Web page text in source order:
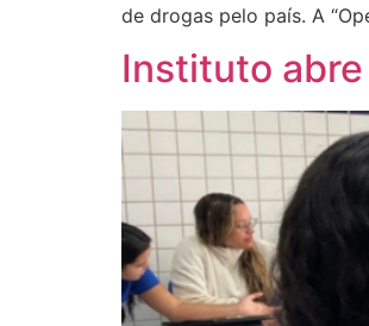
de drogas pelo país. A
Instituto